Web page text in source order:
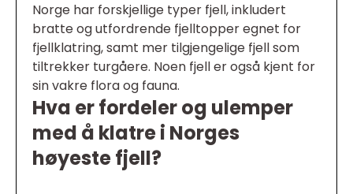
Norge har forskjellige typer fjell, inkludert
bratte og utfordrende fjelltopper egnet for
fjellklatring, samt mer tilgjengelige fjell som
tiltrekker turgåere. Noen fjell er også kjent for
sin vakre flora og fauna.
Hva er fordeler og ulemper
med å klatre i Norges
høyeste fjell?